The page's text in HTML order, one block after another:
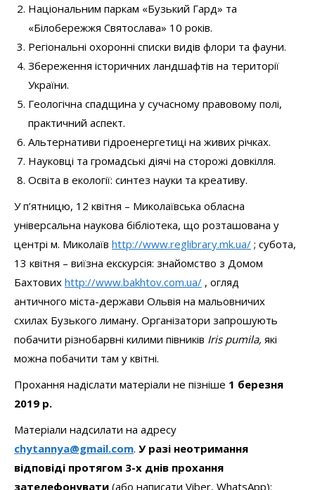
Національним паркам «Бузький Гард» та
«Білобережжя Святослава» 10 років.
Регіональні охоронні списки видів флори та фауни.
Збереження історичних ландшафтів на території
України.
Геологічна спадщина у сучасному правовому полі,
практичний аспект.
Альтернативи гідроенергетиці на живих річках.
Науковці та громадські діячі на сторожі довкілля.
Освіта в екології: синтез науки та креативу.
У п’ятницю, 12 квітня – Миколаївська обласна
універсальна наукова бібліотека, що розташована у
центрі м. Миколаїв http://www.reglibrary.mk.ua/ ; субота,
13 квітня – виїзна екскурсія: знайомство з Домом
Бахтових http://www.bakhtov.com.ua/ , огляд
античного міста-держави Ольвія на мальовничих
схилах Бузького лиману. Організатори запрошують
побачити різнобарвні килими півників Iris pumila, які
можна побачити там у квітні.
Прохання надіслати матеріали не пізніше 1 березня
2019 р.
Матеріали надсилати на адресу
chytannya@gmail.com. У разі неотримання
відповіді протягом 3-х днів прохання
зателефонувати (або написати Viber, WhatsApp):